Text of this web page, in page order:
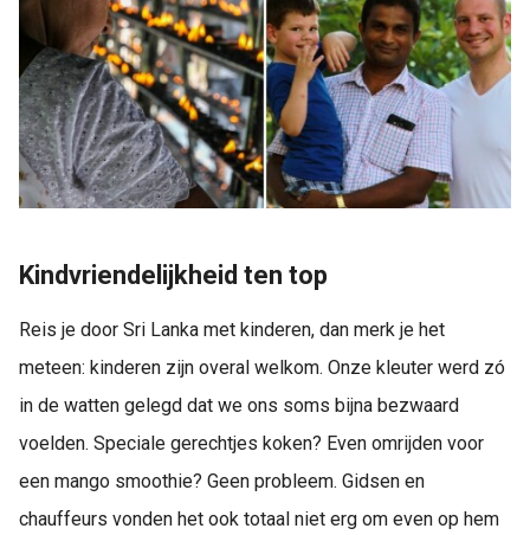
Kindvriendelijkheid ten top
Reis je door Sri Lanka met kinderen, dan merk je het
meteen: kinderen zijn overal welkom. Onze kleuter werd zó
in de watten gelegd dat we ons soms bijna bezwaard
voelden. Speciale gerechtjes koken? Even omrijden voor
een mango smoothie? Geen probleem. Gidsen en
chauffeurs vonden het ook totaal niet erg om even op hem